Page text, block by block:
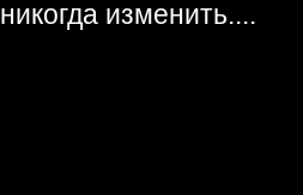
никогда изменить....